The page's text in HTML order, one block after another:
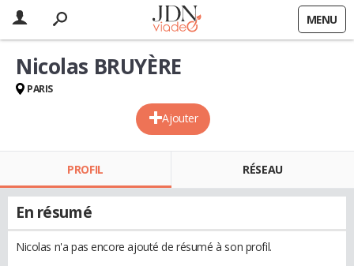
MENU
Ajouter
Nicolas BRUYÈRE
PARIS
PROFIL RÉSEAU
En résumé
Nicolas n'a pas encore ajouté de résumé à son profil.